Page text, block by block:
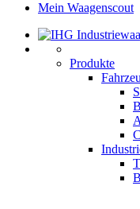
Mein Waagenscout
Produkte